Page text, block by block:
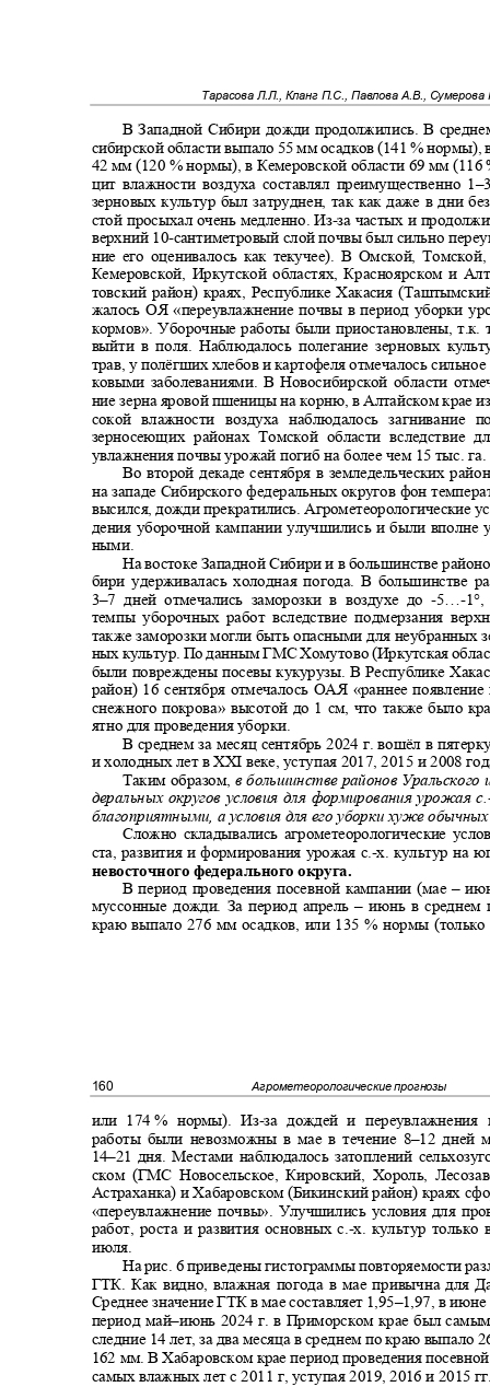
Тарасова Л.Л., Кланг П.С., Павлова А.В., Сумерова
В Западной Сибири дожди продолжились. В
сибирской области выпало 55 мм осадков (141 %
42мм (120 % нормы), в Кемеровской области 69 мм
цит влажности воздуха составлял преимущественно 1
зерновых культур был затруднен, так как даже в дни
стой просыхал очень медленно. Из-за частых и
верхний 10-сантиметровый слой почвы был сильно
ние его оценивалось как текучее). В Омской,
Кемеровской, Иркутской областях, Красноярском и
товский район) краях, Республике Хакасия
жалось ОЯ «переувлажнение почвы в период уборки
кормов». Уборочные работы были приостановлены, т.к.
выйти в поля. Наблюдалось полегание зерновых
трав, у полёгших хлебов и картофеля отмечалось
ковыми заболеваниями. В Новосибирской области
ние зерна яровой пшеницы на корню, в Алтайском крае из
сокой влажности воздуха наблюдалось
зерносеющих районах Томской области вследствие
увлажнения почвы урожай погиб на более чем 15 тыс.
Во второй декаде сентября в земледельческих
на западе Сибирского федеральных округов фон
высился, дожди прекратились. Агрометеорологические
дения уборочной кампании улучшились и были вполне
ными.
На востоке Западной Сибири и в большинстве
бири удерживалась холодная погода. В большинстве
3–7 дней отмечались заморозки в воздухе до-5…-
темпы уборочных работ вследствие подмерзания
также заморозки могли быть опасными для
ных культур. По данным ГМС Хомутово (Иркутская
были повреждены посевы кукурузы. В Республике
район) 16 сентября отмечалось ОАЯ «раннее
снежного покрова» высотой до 1 см, что также было
ятно для проведения уборки.
В среднем за месяц сентябрь 2024 г. вошёл в
и холодных лет вXXI веке, уступая 2017, 2015 и 2008
Таким образом, в большинстве районов
деральных округов условия для формирования урожая с.
благоприятными, а условия для его уборки хуже обычных
Сложно складывались агрометеорологические
ста, развития и формирования урожая с. -х. культур на
невосточного федерального округа.
В период проведения посевной кампании (мае–
муссонные дожди. За период апрель–июнь в
краю выпало 276 мм осадков, или 135 % нормы
160 Агрометеорологические прогнозы
или 174 % нормы). Из-за дождей и
работы были невозможны в мае в течение 8–12 дней
14–21 дня. Местами наблюдалось затоплений
ском (ГМС Новосельское, Кировский, Хороль,
Астраханка) и Хабаровском (Бикинский район) краях
«переувлажнение почвы». Улучшились условия для
работ, роста и развития основных с.-х. культур
июля.
На рис. 6 приведены гистограммы повторяемости
ГТК. Как видно, влажная погода в мае привычна для
Среднее значение ГТК в мае составляет 1,95–1,97, в июне
период май–июнь 2024 г. в Приморском крае был
следние 14 лет, за два месяца в среднем по краю
162 мм. В Хабаровском крае период проведения
самых влажных лет с 2011 г, уступая 2019, 2016 и 2015